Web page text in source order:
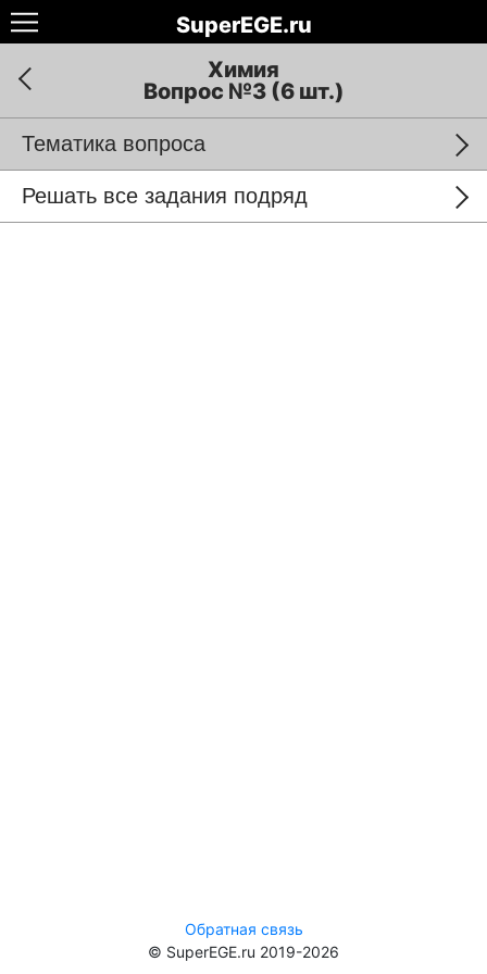
SuperEGE.ru
Химия
Вопрос №3 (6 шт.)
Тематика вопроса
Решать все задания подряд
Обратная связь
© SuperEGE.ru 2019-2026